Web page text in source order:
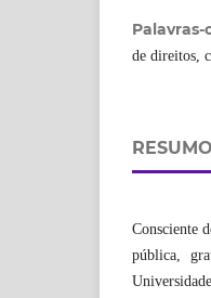
de direitos,
RESUMO
Consciente
pública,